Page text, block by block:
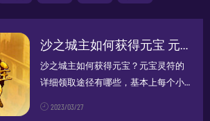
沙之城主如何获得元宝 元宝灵符的详细获得途径
沙之城主如何获得元宝？元宝灵符的
详细领取途径有哪些，基本上每个小
2023/03/27